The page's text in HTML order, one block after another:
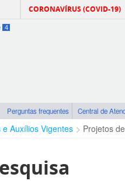
CORONAVÍRUS (COVID-19)
4
Perguntas frequentes Central de
e Auxílios Vigentes Projetos